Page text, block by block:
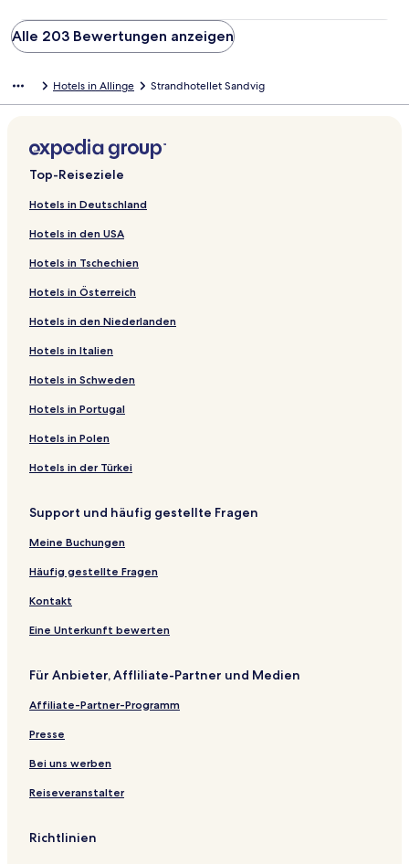
Alle 203 Bewertungen anzeigen
Hotels in Allinge Strandhotellet Sandvig
Top-Reiseziele
Hotels in Deutschland
Hotels in den USA
Hotels in Tschechien
Hotels in Österreich
Hotels in den Niederlanden
Hotels in Italien
Hotels in Schweden
Hotels in Portugal
Hotels in Polen
Hotels in der Türkei
Support und häufig gestellte Fragen
Meine Buchungen
Häufig gestellte Fragen
Kontakt
Eine Unterkunft bewerten
Für Anbieter, Affliliate-Partner und Medien
Affiliate-Partner-Programm
Presse
Bei uns werben
Reiseveranstalter
Richtlinien